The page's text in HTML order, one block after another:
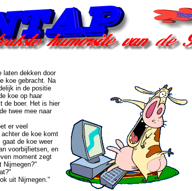
laten dekken door
koe gebracht. Na
in de positie
koe op haar
de boer. Het is hier
twee mee naar
er veel
achter de koe komt
de koe weer
voorbijfietsen, en
moment zegt
Nijmegen?"
uit Nijmegen."